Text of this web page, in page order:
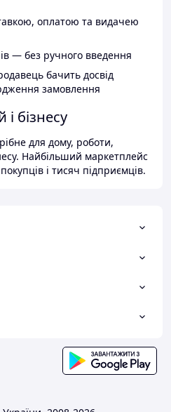
оплатою та видачею
— без ручного введення
бачить досвід
замовлення
бізнесу
для дому, роботи,
Найбільший маркетплейс
і тисяч підприємців.